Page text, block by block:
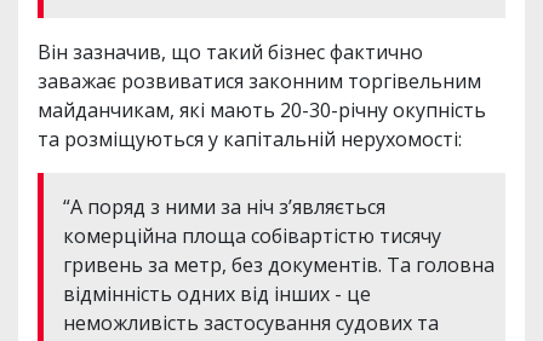
Він зазначив, що такий бізнес фактично
заважає розвиватися законним торгівельним
майданчикам, які мають 20-30-річну окупність
та розміщуються у капітальній нерухомості:
“А поряд з ними за ніч з’являється
комерційна площа собівартістю тисячу
гривень за метр, без документів. Та головна
відмінність одних від інших - це
неможливість застосування судових та